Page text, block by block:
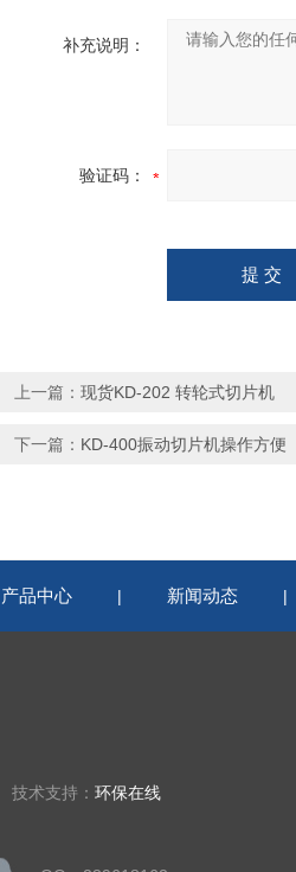
补充说明：
验证码：
上一篇： 现货KD-202 转轮式切片机
下一篇： KD-400振动切片机操作方便
产品中心 | 新闻动态 |
技术支持： 环保在线